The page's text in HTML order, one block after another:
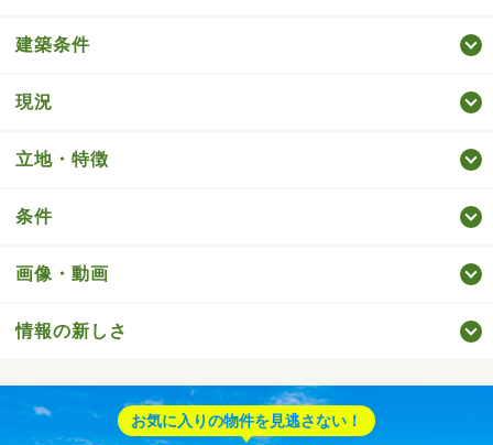
建築条件
現況
立地・特徴
条件
画像・動画
情報の新しさ
お気に入りの物件を見逃さない！